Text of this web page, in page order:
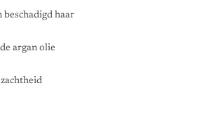
haar
argan olie